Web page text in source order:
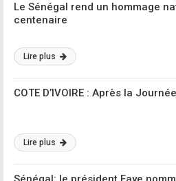
Le Sénégal rend un hommage
centenaire
Lire plus
COTE D’IVOIRE : Après la
Lire plus